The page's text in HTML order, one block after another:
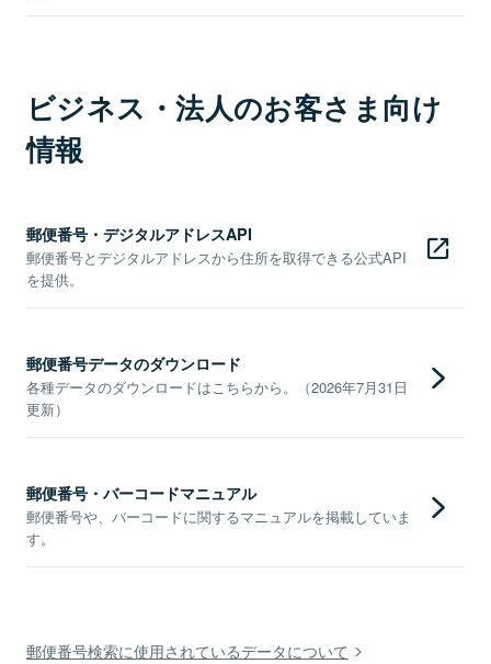
ビジネス・法人のお客さま向け
情報
郵便番号・デジタルアドレスAPI
郵便番号とデジタルアドレスから住所を取得できる公式API
を提供。
郵便番号データのダウンロード
各種データのダウンロードはこちらから。（2026年7月31日
更新）
郵便番号・バーコードマニュアル
郵便番号や、バーコードに関するマニュアルを掲載していま
す。
郵便番号検索に使用されているデータについて